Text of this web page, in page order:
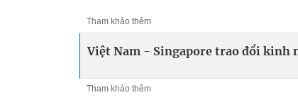
Tham khảo thêm
Việt Nam - Singapore trao đổi kinh
Tham khảo thêm